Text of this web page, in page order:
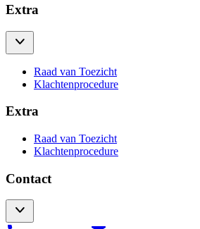
Extra
Raad van Toezicht
Klachtenprocedure
Extra
Raad van Toezicht
Klachtenprocedure
Contact